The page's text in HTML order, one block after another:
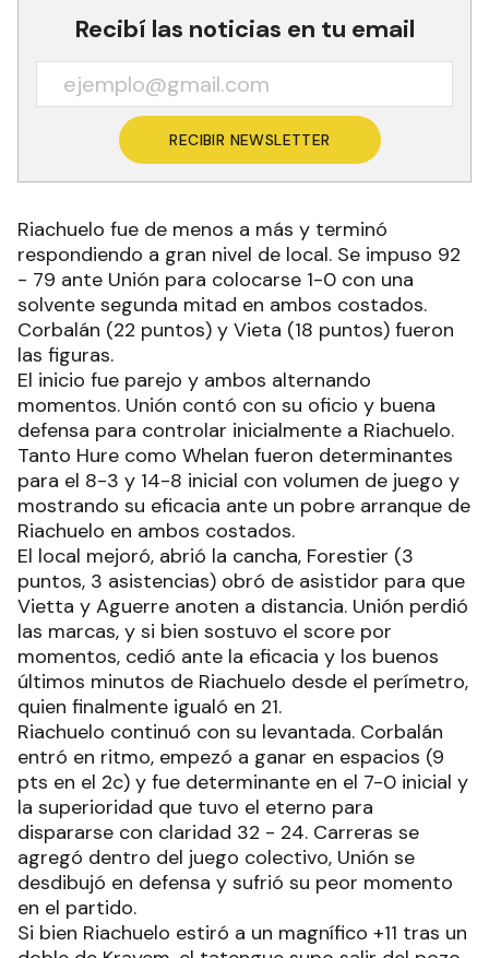
Recibí las noticias en tu email
RECIBIR NEWSLETTER
Riachuelo fue de menos a más y terminó
respondiendo a gran nivel de local. Se impuso 92
- 79 ante Unión para colocarse 1-0 con una
solvente segunda mitad en ambos costados.
Corbalán (22 puntos) y Vieta (18 puntos) fueron
las figuras.
El inicio fue parejo y ambos alternando
momentos. Unión contó con su oficio y buena
defensa para controlar inicialmente a Riachuelo.
Tanto Hure como Whelan fueron determinantes
para el 8-3 y 14-8 inicial con volumen de juego y
mostrando su eficacia ante un pobre arranque de
Riachuelo en ambos costados.
El local mejoró, abrió la cancha, Forestier (3
puntos, 3 asistencias) obró de asistidor para que
Vietta y Aguerre anoten a distancia. Unión perdió
las marcas, y si bien sostuvo el score por
momentos, cedió ante la eficacia y los buenos
últimos minutos de Riachuelo desde el perímetro,
quien finalmente igualó en 21.
Riachuelo continuó con su levantada. Corbalán
entró en ritmo, empezó a ganar en espacios (9
pts en el 2c) y fue determinante en el 7-0 inicial y
la superioridad que tuvo el eterno para
dispararse con claridad 32 - 24. Carreras se
agregó dentro del juego colectivo, Unión se
desdibujó en defensa y sufrió su peor momento
en el partido.
Si bien Riachuelo estiró a un magnífico +11 tras un